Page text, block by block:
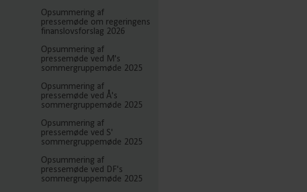
Opsummering af
pressemøde om regeringens
finanslovsforslag 2026
Opsummering af
pressemøde ved M's
sommergruppemøde 2025
Opsummering af
pressemøde ved Å's
sommergruppemøde 2025
Opsummering af
pressemøde ved S'
sommergruppemøde 2025
Opsummering af
pressemøde ved DF's
sommergruppemøde 2025